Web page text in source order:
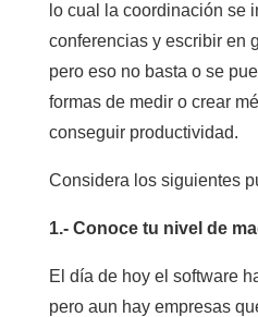
lo cual la coordinación se
conferencias y escribir en
pero eso no basta o se
formas de medir o crear
conseguir productividad.
Considera los siguientes
1.- Conoce tu nivel de
El día de hoy el software
pero aun hay empresas